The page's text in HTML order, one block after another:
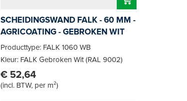
SCHEIDINGSWAND FALK - 60 MM -
AGRICOATING - GEBROKEN WIT
Producttype: FALK 1060 WB
Kleur: FALK Gebroken Wit (RAL 9002)
€ 52,64
(incl. BTW, per m²)